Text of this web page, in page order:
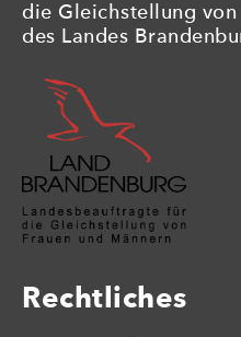
die Gleichstellung von
des Landes
Rechtliches